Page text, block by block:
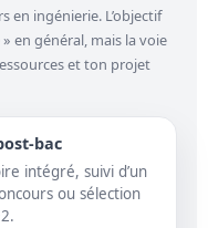
en ingénierie. L’objectif
en général, mais la voie
et ton projet
bac
intégré, suivi d’un
ou sélection